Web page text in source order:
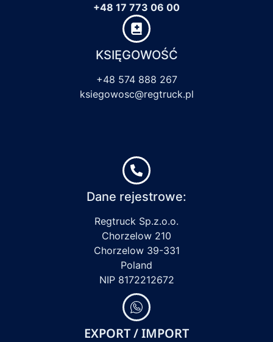
+48 17 773 06 00
KSIĘGOWOŚĆ
+48 574 888 267
ksiegowosc@regtruck.pl
Dane rejestrowe:
Regtruck Sp.z.o.o.
Chorzelow 210
Chorzelow 39-331
Poland
NIP 8172212672
EXPORT / IMPORT